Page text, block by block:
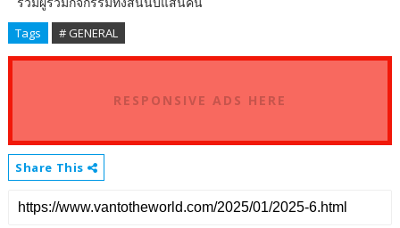
Tags # GENERAL
RESPONSIVE ADS HERE
Share This